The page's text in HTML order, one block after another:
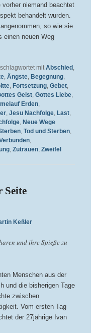
niemand beachtet
behandelt wurden.
so wie sie
einen neuen Weg
mit Abschied,
, Ängste, Begegnung,
, Fortsetzung, Gebet,
Geist, Gottes Liebe,
Erden,
, Jesu Nachfolge, Last,
, Neue Wege
, Tod und Sterben,
,
, Zutrauen, Zweifel
Seite
Keßler
und ihre Spieße zu
Menschen aus der
und die bisherigen Tage
zwischen
Vom ersten Tag
der 27jährige Ivan